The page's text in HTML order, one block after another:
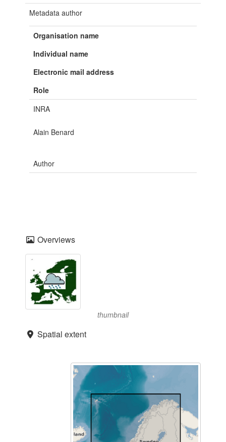
Metadata author
Organisation name
Individual name
Electronic mail address
Role
INRA
Alain Benard
Author
Overviews
thumbnail
Spatial extent